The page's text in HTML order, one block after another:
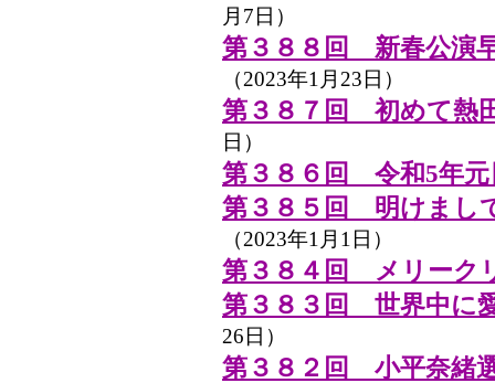
月7日）
第３８８回 新春公演
（2023年1月23日）
第３８７回 初めて熱
日）
第３８６回 令和5年元
第３８５回 明けまし
（2023年1月1日）
第３８４回 メリーク
第３８３回 世界中に
26日）
第３８２回 小平奈緒